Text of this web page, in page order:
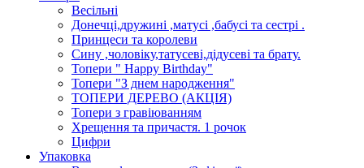
Весільні
Донечці,дружині ,матусі ,бабусі та сестрі .
Принцеси та королеви
Сину ,чоловіку,татусеві,дідусеві та брату.
Топери " Happy Birthday"
Топери "З днем народження"
ТОПЕРИ ДЕРЕВО (АКЦІЯ)
Топери з гравіюванням
Хрещення та причастя. 1 рочок
Цифри
Упаковка